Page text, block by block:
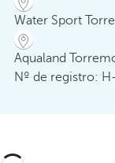
Water Sport
Aqualand
Nº de registro: